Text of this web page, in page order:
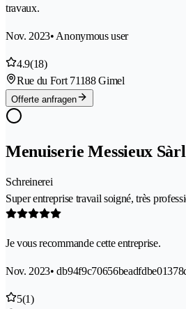
travaux.
Nov. 2023• Anonymous user
4.9(18)
Rue du Fort 71188 Gimel
Offerte anfragen
Menuiserie Messieux Sàrl
Schreinerei
Super entreprise travail soigné, très
Je vous recommande cette entreprise.
Nov. 2023•
5(1)